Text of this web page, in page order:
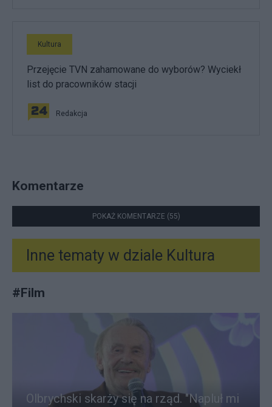
Kultura
Przejęcie TVN zahamowane do wyborów? Wyciekł
list do pracowników stacji
Redakcja
Komentarze
POKAŻ KOMENTARZE (55)
Inne tematy w dziale Kultura
#Film
Olbrychski skarży się na rząd. "Napluł mi